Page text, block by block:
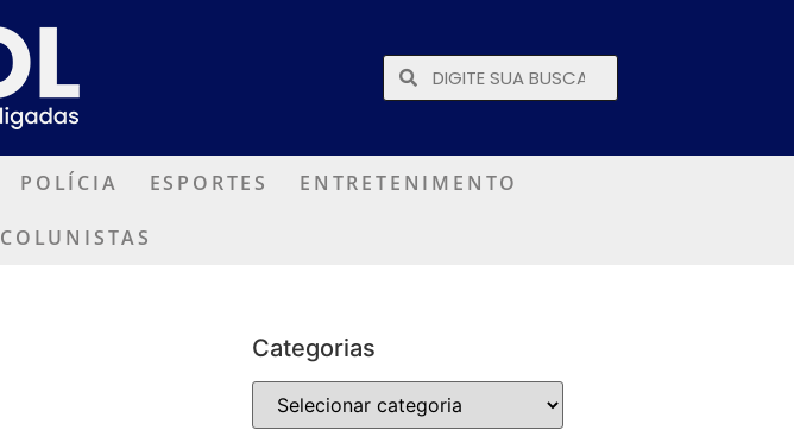
POLÍCIA ESPORTES ENTRETENIMENTO
COLUNISTAS
Categorias